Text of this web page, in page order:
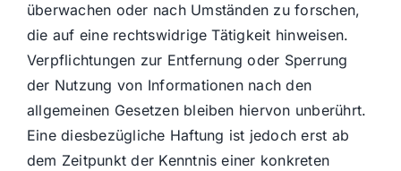
überwachen oder nach Umständen zu forschen,
die auf eine rechtswidrige Tätigkeit hinweisen.
Verpflichtungen zur Entfernung oder Sperrung
der Nutzung von Informationen nach den
allgemeinen Gesetzen bleiben hiervon unberührt.
Eine diesbezügliche Haftung ist jedoch erst ab
dem Zeitpunkt der Kenntnis einer konkreten